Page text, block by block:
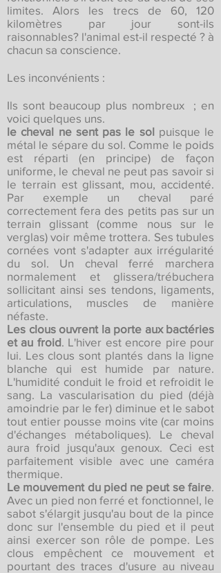
limites. Alors les trecs de 60, 120
kilomètres par jour sont-ils
raisonnables? l'animal est-il respecté ? à
chacun sa conscience.
Les inconvénients :
Ils sont beaucoup plus nombreux ; en
voici quelques uns.
le cheval ne sent pas le solpuisque le
métal le sépare du sol. Comme le poids
est réparti (en principe) de façon
uniforme, le cheval ne peut pas savoir si
le terrain est glissant, mou, accidenté.
Par exemple un cheval paré
correctement fera des petits pas sur un
terrain glissant (comme nous sur le
verglas) voir même trottera. Ses tubules
cornées vont s'adapter aux irrégularité
du sol. Un cheval ferré marchera
normalement et glissera/trébuchera
sollicitant ainsi ses tendons, ligaments,
articulations, muscles de manière
néfaste.
Les clous ouvrent la porte aux bactéries
et au froid. L'hiver est encore pire pour
lui. Les clous sont plantés dans la ligne
blanche qui est humide par nature.
L'humidité conduit le froid et refroidit le
sang. La vascularisation du pied (déjà
amoindrie par le fer) diminue et le sabot
tout entier pousse moins vite (car moins
d'échanges métaboliques). Le cheval
aura froid jusqu'aux genoux. Ceci est
parfaitement visible avec une caméra
thermique.
Le mouvement du pied ne peut se faire.
Avec un pied non ferré et fonctionnel, le
sabot s'élargit jusqu'au bout de la pince
donc sur l'ensemble du pied et il peut
ainsi exercer son rôle de pompe. Les
clous empêchent ce mouvement et
pourtant des traces d'usure au niveau